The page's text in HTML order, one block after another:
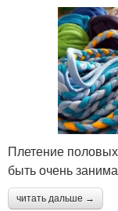
Плетение
быть очень
читать дальше →